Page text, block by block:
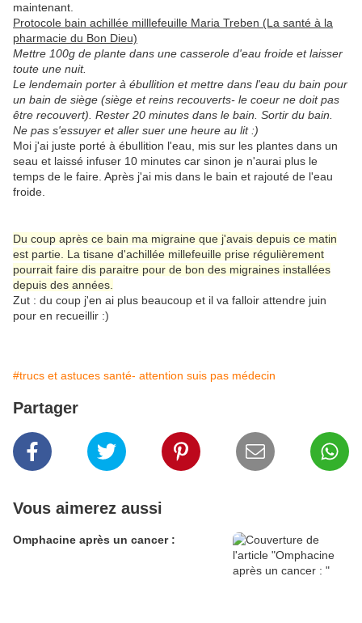
maintenant.
Protocole bain achillée milllefeuille Maria Treben (La santé à la
pharmacie du Bon Dieu)
Mettre 100g de plante dans une casserole d'eau froide et laisser
toute une nuit.
Le lendemain porter à ébullition et mettre dans l'eau du bain pour
un bain de siège (siège et reins recouverts- le coeur ne doit pas
être recouvert). Rester 20 minutes dans le bain. Sortir du bain.
Ne pas s'essuyer et aller suer une heure au lit :)
Moi j'ai juste porté à ébullition l'eau, mis sur les plantes dans un
seau et laissé infuser 10 minutes car sinon je n'aurai plus le
temps de le faire. Après j'ai mis dans le bain et rajouté de l'eau
froide.
Du coup après ce bain ma migraine que j'avais depuis ce matin
est partie. La tisane d'achillée millefeuille prise régulièrement
pourrait faire dis paraitre pour de bon des migraines installées
depuis des années.
Zut : du coup j'en ai plus beaucoup et il va falloir attendre juin
pour en recueillir :)
#trucs et astuces santé- attention suis pas médecin
Partager
Vous aimerez aussi
Omphacine après un cancer :